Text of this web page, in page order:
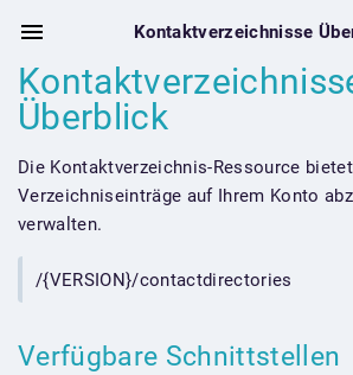
Kontaktverzeichnisse
Überblick
Die Kontaktverzeichnis-Ressource
Verzeichniseinträge auf Ihrem Konto
verwalten.
/{VERSION}/contactdirectories
Verfügbare Schnittstellen